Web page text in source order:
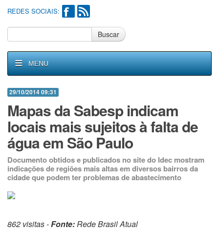
REDES SOCIAIS:
Buscar
MENU
29/10/2014 09:31
Mapas da Sabesp indicam
locais mais sujeitos à falta de
água em São Paulo
Documento obtidos e publicados no site do Idec mostram
indicações de regiões mais altas em diversos bairros da
cidade que podem ter problemas de abastecimento
862 visitas -Fonte:Rede Brasil Atual